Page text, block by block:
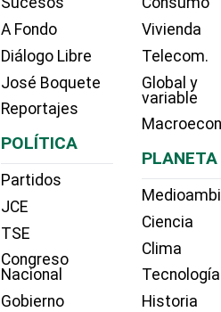
A Fondo
Diálogo Libre
José Boquete
Reportajes
POLÍTICA
Partidos
JCE
TSE
Congreso
Nacional
Gobierno
Vivienda
Telecom.
Global y
variable
PLANETA
Ciencia
Clima
Tecnología
Historia